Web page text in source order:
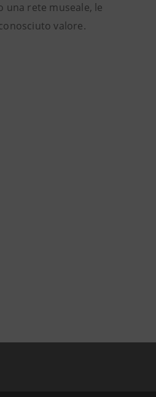
una rete museale, le
valore.